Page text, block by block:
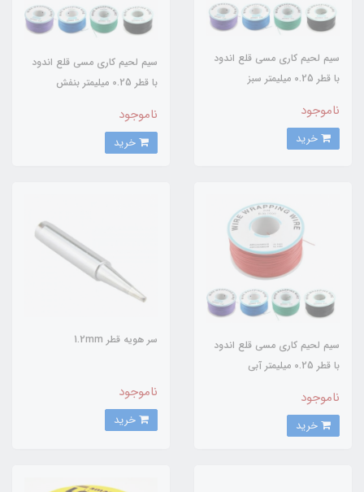
سیم لحیم کاری مسی قلع اندود
با قطر 0.25 میلیمتر سبز
ناموجود
سیم لحیم کاری مسی قلع اندود
با قطر 0.25 میلیمتر بنفش
ناموجود
سیم لحیم کاری مسی قلع اندود
با قطر 0.25 میلیمتر آبی
ناموجود
سر هویه قطر 1.2mm
ناموجود